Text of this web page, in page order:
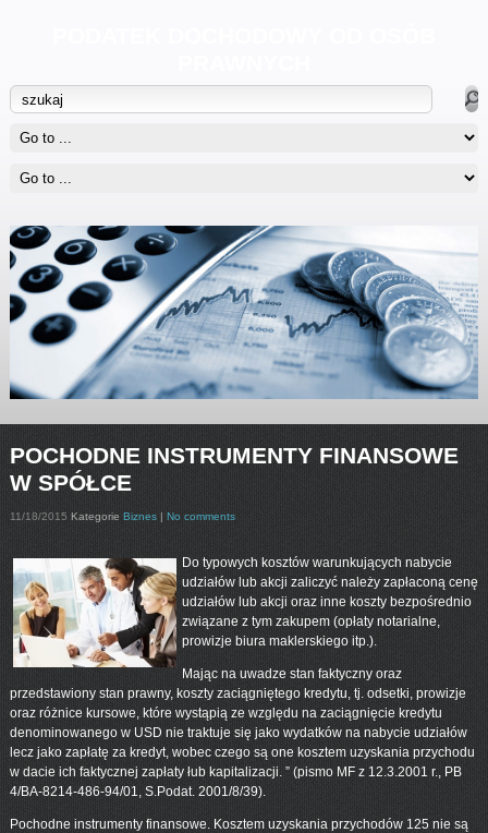
POCHODNE INSTRUMENTY FINANSOWE
W SPÓŁCE
11/18/2015 Kategorie Biznes| No comments
Do typowych kosztów warunkujących nabycie
udziałów lub akcji zaliczyć należy zapłaconą cenę
udziałów lub akcji oraz inne koszty bezpośrednio
związane z tym zakupem (opłaty notarialne,
prowizje biura maklerskiego itp.).
Mając na uwadze stan faktyczny oraz
przedstawiony stan prawny, koszty zaciągniętego kredytu, tj. odsetki, prowizje
oraz różnice kursowe, które wystąpią ze względu na zaciągnięcie kredytu
denominowanego w USD nie traktuje się jako wydatków na nabycie udziałów
lecz jako zapłatę za kredyt, wobec czego są one kosztem uzyskania przychodu
w dacie ich faktycznej zapłaty łub kapitalizacji. ” (pismo MF z 12.3.2001 r., PB
4/BA-8214-486-94/01, S.Podat. 2001/8/39).
Pochodne instrumenty finansowe. Kosztem uzyskania przychodów 125 nie są